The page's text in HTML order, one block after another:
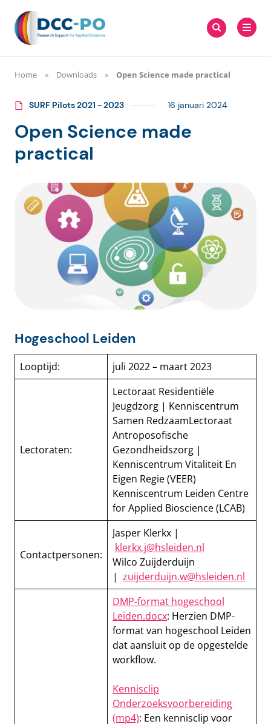
naar
DCC-PO
Zoeken
naar:
Zoeken
Home Downloads Open Science made practical
Open Science made
practical
SURF Pilots 2021 - 2023 16 januari 2024
Hogeschool Leiden
Looptijd: juli 2022 – maart 2023
Lectoraten:
Lectoraat Residentiële
Jeugdzorg | Kenniscentrum
Samen RedzaamLectoraat
Antroposofische
Gezondheidszorg |
Kenniscentrum Vitaliteit En
Eigen Regie (VEER)
Kenniscentrum Leiden Centre
for Applied Bioscience (LCAB)
Contactpersonen:
Jasper Klerkx |
klerkx.j@hsleiden.nl
Wilco Zuijderduijn
| zuijderduijn.w@hsleiden.nl
DMP-format hogeschool
Leiden.docx: Herzien DMP-
format van hogeschool Leiden
dat aansluit op de opgestelde
workflow.
Kennisclip
Onderzoeksvoorbereiding
(mp4): Een kennisclip voor